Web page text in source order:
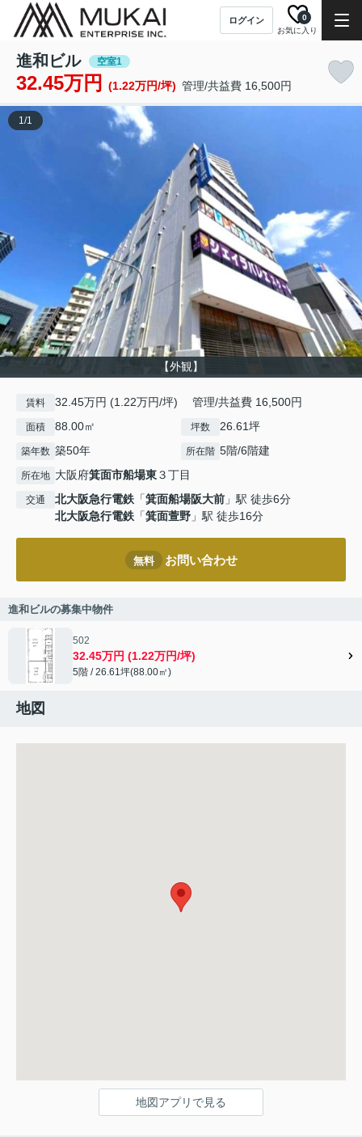
ログイン
お気に入り
0
進和ビル 空室1
32.45万円 (1.22万円/坪) 管理/共益費 16,500円
【外観】
1/1
賃料 32.45万円 (1.22万円/坪) 管理/共益費 16,500円
面積 88.00㎡ 坪数 26.61坪
築年数 築50年 所在階 5階/6階建
所在地 大阪府箕面市船場東３丁目
交通 北大阪急行電鉄 「箕面船場阪大前 」駅 徒歩6分
北大阪急行電鉄 「箕面萱野 」駅 徒歩16分
無料 お問い合わせ
進和ビルの募集中物件
502
32.45万円 (1.22万円/坪)
5階 / 26.61坪(88.00㎡)
地図
地図アプリで見る